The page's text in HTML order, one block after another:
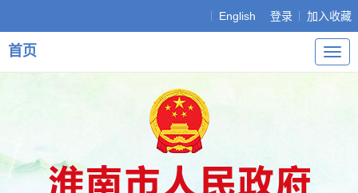
English 登录 加入收藏
导
航
首页